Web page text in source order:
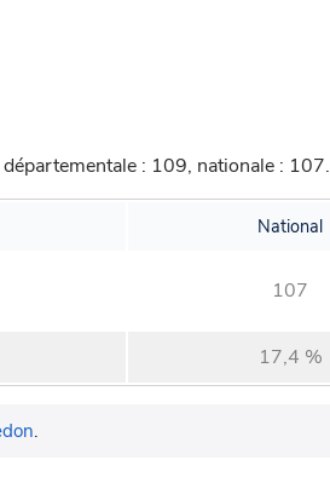
départementale : 109, nationale : 107.
National
107
17,4 %
.